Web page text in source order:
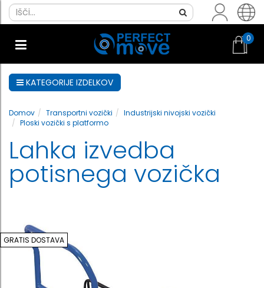
0
KATEGORIJE IZDELKOV
Domov Transportni vozički
Industrijski nivojski vozički
Ploski vozički s platformo
Lahka izvedba
potisnega vozička
GRATIS DOSTAVA